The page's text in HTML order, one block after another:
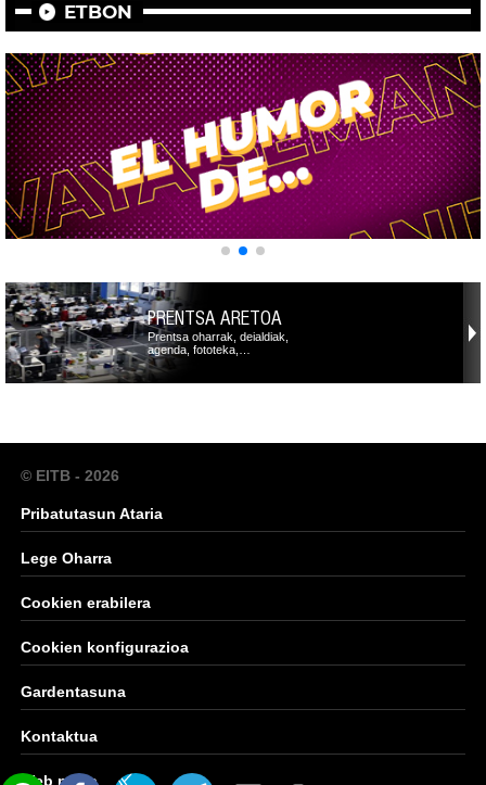
ETBON
PRENTSA ARETOA
Prentsa oharrak, deialdiak,
agenda, fototeka,…
© EITB - 2026
Pribatutasun Ataria
Lege Oharra
Cookien erabilera
Cookien konfigurazioa
Gardentasuna
Kontaktua
Web mapa